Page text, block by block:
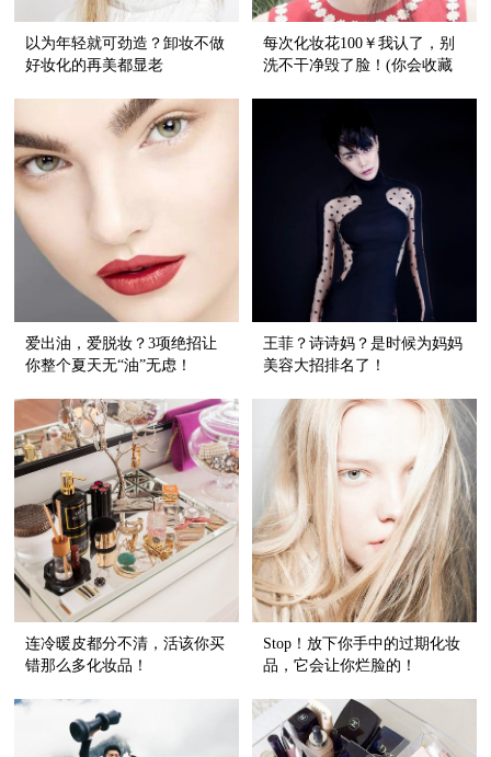
以为年轻就可劲造？卸妆不做
好妆化的再美都显老
每次化妆花100￥我认了，别
洗不干净毁了脸！(你会收藏
爱出油，爱脱妆？3项绝招让
你整个夏天无“油”无虑！
王菲？诗诗妈？是时候为妈妈
美容大招排名了！
连冷暖皮都分不清，活该你买
错那么多化妆品！
Stop！放下你手中的过期化妆
品，它会让你烂脸的！